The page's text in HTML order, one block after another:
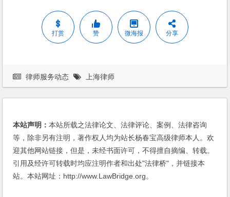
打赏 赞 微海报 分享
律师服务动态 上海律师
本站声明：本站所载之法律论文、法律评论、案例、法律咨询
等，除非另有注明，著作权人均为站长杨春宝高级律师本人。欢
迎其他网站链接，但是，未经书面许可，不得擅自摘编、转载。
引用及经许可转载时均应注明作者和出处"法律桥"，并链接本
站。本站网址：http://www.LawBridge.org。